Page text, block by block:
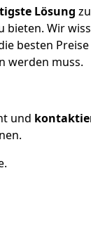
Lösung
bieten. Wir
besten
werden muss.
und